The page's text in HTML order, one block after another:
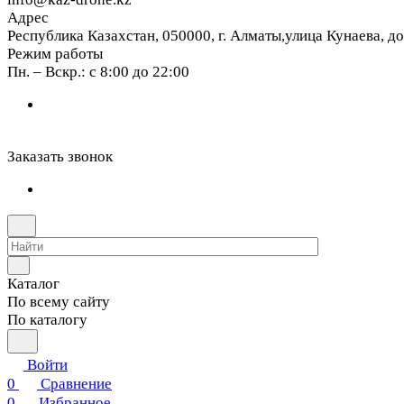
Адрес
Республика Казахстан, 050000, г. Алматы,улица Кунаева,
Режим работы
Пн. – Вскр.: с 8:00 до 22:00
Заказать звонок
Каталог
По всему сайту
По каталогу
Войти
0
Сравнение